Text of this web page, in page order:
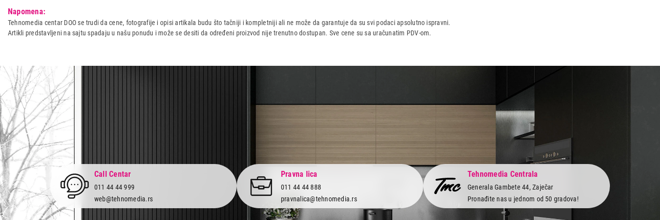
Naziv i vrsta robe:
OPREMA I SREDSTVA ZA BELU TEHNIKU
Uvoznik:
GORENJE D.O.O.
Napomena:
Tehnomedia centar DOO se trudi da cene, fotografije i opisi artikala budu što tačniji i kompletniji ali ne može da garantuje da su svi podaci apsolutno ispravni.
Artikli predstavljeni na sajtu spadaju u našu ponudu i može se desiti da određeni proizvod nije trenutno dostupan. Sve cene su sa uračunatim PDV-om.
Call Centar
011 44 44 999
web@tehnomedia.rs
Pravna lica
011 44 44 888
pravnalica@tehnomedia.rs
Tehnomedia Centrala
Generala Gambete 44, Zaječar
Pronađite nas u jednom od 50 gradova!